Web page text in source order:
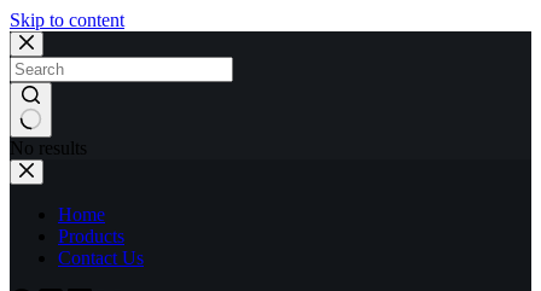
Skip to content
No results
Home
Products
Contact Us